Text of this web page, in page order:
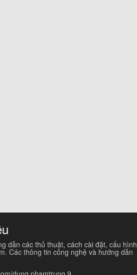
dẫn các thủ thuật, cách cài đặt, cấu hình
Các thông tin công nghệ và hướng dẫn